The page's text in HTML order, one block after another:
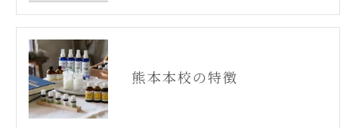
熊本本校の特徴